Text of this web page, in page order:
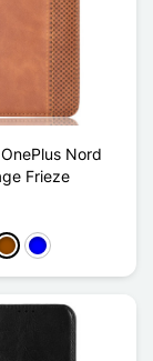
Nord
Frieze
Azul